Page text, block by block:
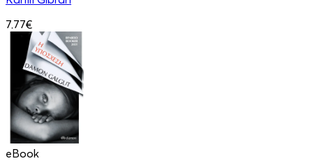
7.77€
eBook